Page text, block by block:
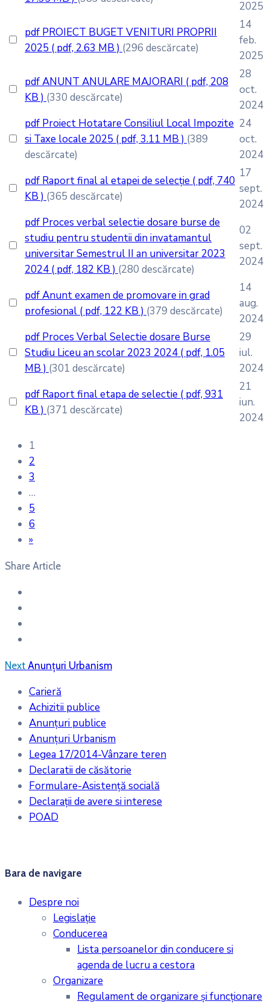
2025
pdf PROIECT BUGET VENITURI PROPRII
2025 ( pdf, 2.63 MB ) (296 descărcate)
14
feb.
2025
pdfANUNT ANULARE MAJORARI ( pdf, 208
KB ) (330 descărcate)
28
oct.
2024
pdf Proiect Hotatare Consiliul Local Impozite
si Taxe locale 2025 ( pdf, 3.11 MB ) (389
descărcate)
24
oct.
2024
pdf Raport final al etapei de selecție ( pdf, 740
KB ) (365 descărcate)
17
sept.
2024
pdf Proces verbal selectie dosare burse de
studiu pentru studentii din invatamantul
universitar Semestrul II an universitar 2023
2024 ( pdf, 182 KB ) (280 descărcate)
02
sept.
2024
pdfAnunt examen de promovare in grad
profesional ( pdf, 122 KB ) (379 descărcate)
14
aug.
2024
pdf Proces Verbal Selectie dosare Burse
Studiu Liceu an scolar 2023 2024 ( pdf, 1.05
MB ) (301 descărcate)
29
iul.
2024
pdf Raport final etapa de selectie ( pdf, 931
KB ) (371 descărcate)
21
iun.
2024
1
2
3
…
5
6
»
Share Article
Next Anunțuri Urbanism
Carieră
Achizitii publice
Anunțuri publice
Anunțuri Urbanism
Legea 17/2014-Vânzare teren
Declaratii de căsătorie
Formulare-Asistență socială
Declarații de avere si interese
POAD
Bara de navigare
Despre noi
Legislaţie
Conducerea
Lista persoanelor din conducere si
agenda de lucru a cestora
Organizare
Regulament de organizare și funcționare